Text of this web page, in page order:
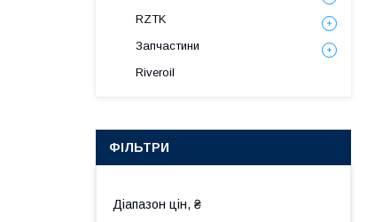
RZTK
Запчастини
Riveroil
ФІЛЬТРИ
Діапазон цін, ₴